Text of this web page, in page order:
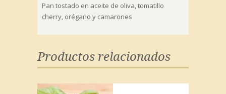
Pan tostado en aceite de oliva, tomatillo
cherry, orégano y camarones
Productos relacionados